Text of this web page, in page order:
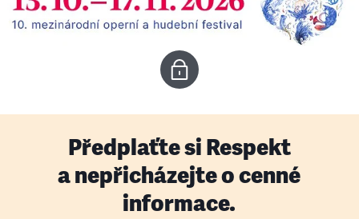
Předplaťte si Respekt
a nepřicházejte o cenné
informace.